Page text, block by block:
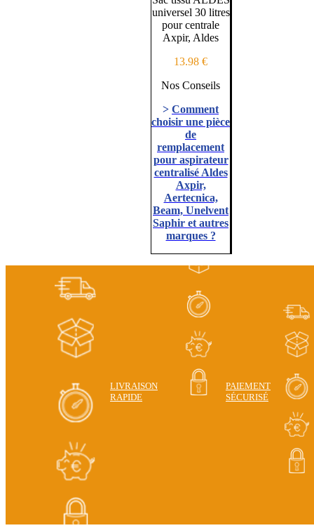
universel 30 litres
pour centrale
Axpir, Aldes
13.98 €
Nos Conseils
> Comment
choisir une pièce
de
remplacement
pour aspirateur
centralisé Aldes
Axpir,
Aertecnica,
Beam, Unelvent
Saphir et autres
marques ?
LIVRAISON
RAPIDE
PAIEMENT
SÉCURISÉ